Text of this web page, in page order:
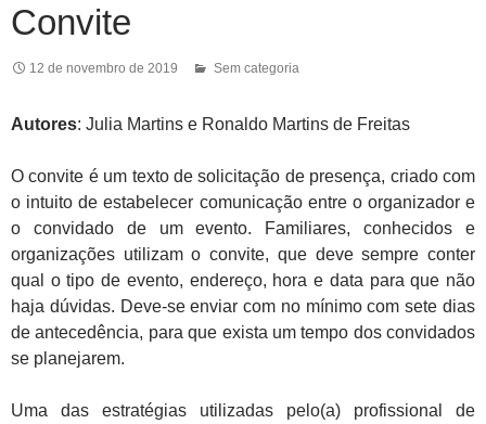
Convite
12 de novembro de 2019 Sem categoria
Autores: Julia Martins e Ronaldo Martins de Freitas
O convite é um texto de solicitação de presença, criado com
o intuito de estabelecer comunicação entre o organizador e
o convidado de um evento. Familiares, conhecidos e
organizações utilizam o convite, que deve sempre conter
qual o tipo de evento, endereço, hora e data para que não
haja dúvidas. Deve-se enviar com no mínimo com sete dias
de antecedência, para que exista um tempo dos convidados
se planejarem.
Uma das estratégias utilizadas pelo(a) profissional de